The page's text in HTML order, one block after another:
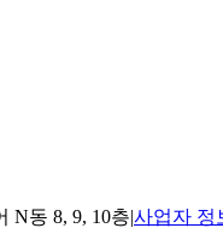
N동 8, 9, 10층|사업자 정